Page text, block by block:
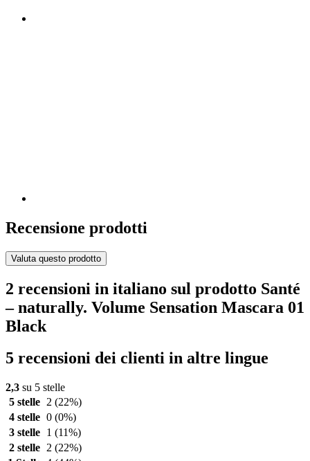
Recensione prodotti
Valuta questo prodotto
2 recensioni in italiano sul prodotto Santé
– naturally. Volume Sensation Mascara 01
Black
5 recensioni dei clienti in altre lingue
2,3 su 5 stelle
5 stelle
2 (22%)
4 stelle 0 (0%)
3 stelle
1 (11%)
2 stelle
2 (22%)